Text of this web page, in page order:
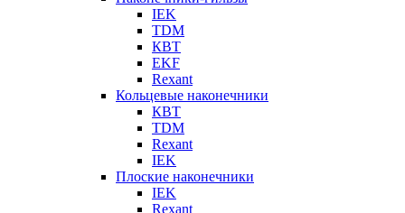
IEK
TDM
КВТ
EKF
Rexant
Кольцевые наконечники
КВТ
TDM
Rexant
IEK
Плоские наконечники
IEK
Rexant